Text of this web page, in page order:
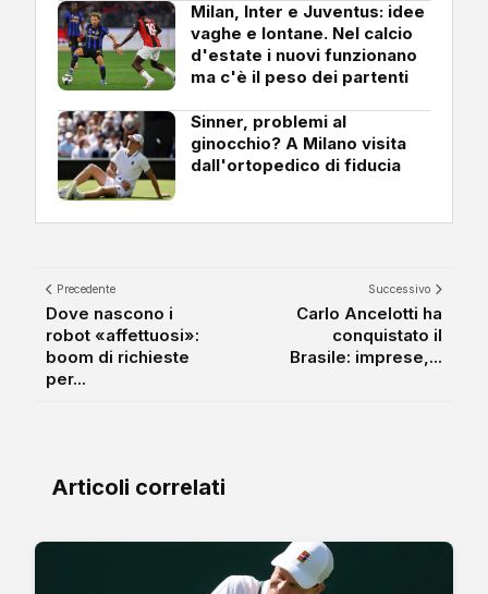
Milan, Inter e Juventus: idee
vaghe e lontane. Nel calcio
d'estate i nuovi funzionano
ma c'è il peso dei partenti
Sinner, problemi al
ginocchio? A Milano visita
dall'ortopedico di fiducia
Precedente
Dove nascono i
robot «affettuosi»:
boom di richieste
per...
Successivo
Carlo Ancelotti ha
conquistato il
Brasile: imprese,...
Articoli correlati